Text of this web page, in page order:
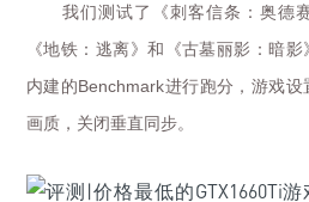
我们测试了《刺客信条：奥德赛
《地铁：逃离》和《古墓丽影：暗
内建的Benchmark进行跑分，游戏设
画质，关闭垂直同步。